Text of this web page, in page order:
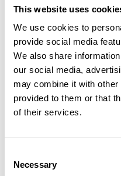
This website uses
We use cookies to
provide social media
We also share
our social media,
may combine it with other
provided to them or that
of their services.
Selection
Necessary
EUR 757,00
EUR 1.526,00